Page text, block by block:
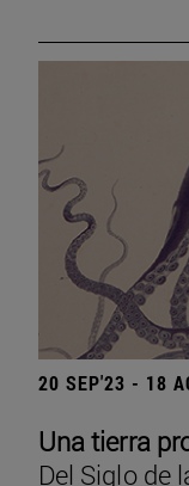
20 SEP'23 - 18
Una tierra
Del Siglo de